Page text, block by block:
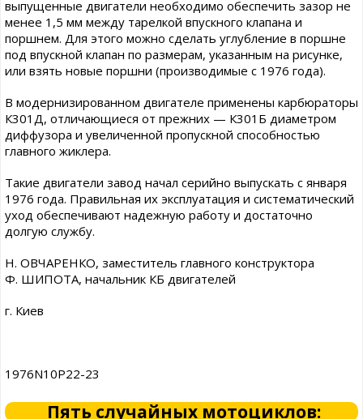
выпущенные двигатели необходимо обеспечить зазор не
менее 1,5 мм между тарелкой впускного клапана и
поршнем. Для этого можно сделать углубление в поршне
под впускной клапан по размерам, указанным на рисунке,
или взять новые поршни (производимые с 1976 года).
В модернизированном двигателе применены карбюраторы
К301Д, отличающиеся от прежних — К301Б диаметром
диффузора и увеличенной пропускной способностью
главного жиклера.
Такие двигатели завод начал серийно выпускать с января
1976 года. Правильная их эксплуатация и систематический
уход обеспечивают надежную работу и достаточно
долгую службу.
Н. ОВЧАРЕНКО, заместитель главного конструктора
Ф. ШИПОТА, начальник КБ двигателей
г. Киев
1976N10P22-23
Пять случайных мотоциклов: